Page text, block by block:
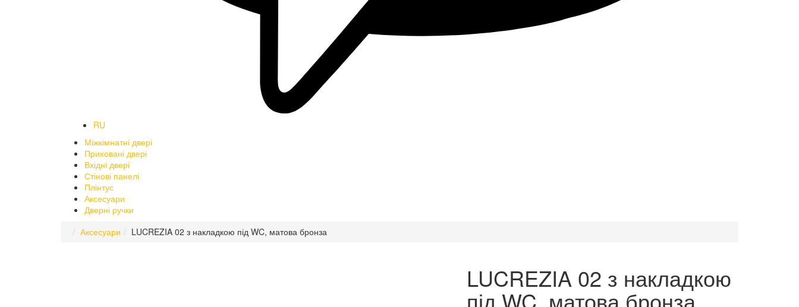
RU
Міжкімнатні двері
Приховані двері
Вхідні двері
Стінові панелі
Плінтус
Аксесуари
Дверні ручки
Аксесуари
LUCREZIA 02 з накладкою під WC, матова бронза
LUCREZIA 02 з накладкою
під WC, матова бронза